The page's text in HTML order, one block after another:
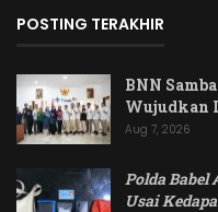
POSTING TERAKHIR
BNN
Wujudkan
Aug 7, 2026
Polda
Usai